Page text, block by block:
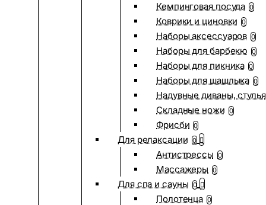
Кемпинговая посуда 0
Коврики и циновки 0
Наборы аксессуаров 0
Наборы для барбекю 0
Наборы для пикника 0
Наборы для шашлыка 0
Надувные диваны, стулья
Складные ножи 0
Фрисби 0
Для релаксации 0
Антистрессы 0
Массажеры 0
Для спа и сауны 0
Полотенца 0